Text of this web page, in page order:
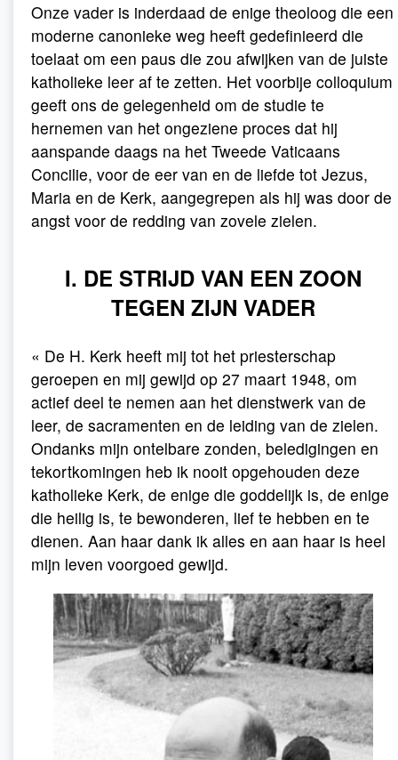
Onze vader is inderdaad de enige theoloog die een
moderne canonieke weg heeft gedefinieerd die
toelaat om een paus die zou afwijken van de juiste
katholieke leer af te zetten. Het voorbije colloquium
geeft ons de gelegenheid om de studie te
hernemen van het ongeziene proces dat hij
aanspande daags na het Tweede Vaticaans
Concilie, voor de eer van en de liefde tot Jezus,
Maria en de Kerk, aangegrepen als hij was door de
angst voor de redding van zovele zielen.
I. DE STRIJD VAN EEN ZOON
TEGEN ZIJN VADER
« De H. Kerk heeft mij tot het priesterschap
geroepen en mij gewijd op 27 maart 1948, om
actief deel te nemen aan het dienstwerk van de
leer, de sacramenten en de leiding van de zielen.
Ondanks mijn ontelbare zonden, beledigingen en
tekortkomingen heb ik nooit opgehouden deze
katholieke Kerk, de enige die goddelijk is, de enige
die heilig is, te bewonderen, lief te hebben en te
dienen. Aan haar dank ik alles en aan haar is heel
mijn leven voorgoed gewijd.